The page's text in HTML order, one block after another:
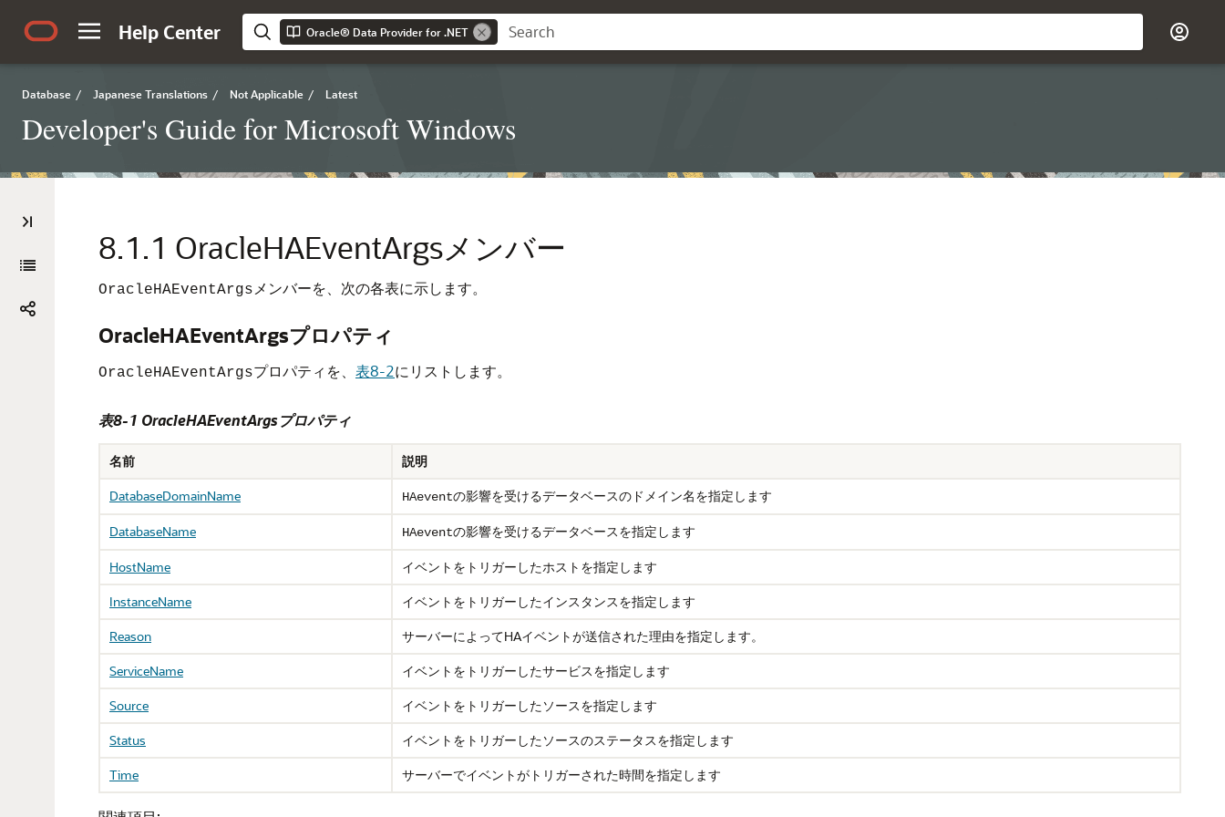
Help Center Oracle® Data Provider for .NET
Database / Japanese Translations / Not Applicable / Latest
Developer's Guide for Microsoft Windows
8.1.1 OracleHAEventArgsメンバー
OracleHAEventArgs メンバーを、次の各表に示します。
OracleHAEventArgsプロパティ
OracleHAEventArgsプロパティを、 表8-2にリストします。
表8-1 OracleHAEventArgsプロパティ
名前
説明
DatabaseDomainName
HAeventの影響を受けるデータベースのドメイン名を指定します
DatabaseName HAeventの影響を受けるデータベースを指定します
HostName
イベントをトリガーしたホストを指定します
InstanceName
イベントをトリガーしたインスタンスを指定します
Reason
サーバーによってHAイベントが送信された理由を指定します。
ServiceName
イベントをトリガーしたサービスを指定します
Source
イベントをトリガーしたソースを指定します
Status
イベントをトリガーしたソースのステータスを指定します
Time
サーバーでイベントがトリガーされた時間を指定します